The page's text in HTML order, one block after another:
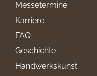
Messetermine
Karriere
FAQ
Geschichte
Handwerkskunst